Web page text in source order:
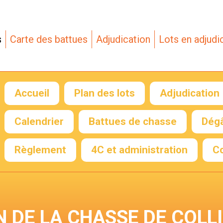
Carte des battues Adjudication Lots en
Accueil Plan des lots Adjudication
Calendrier Battues de chasse
Règlement 4C et administration
DE LA CHASSE DE